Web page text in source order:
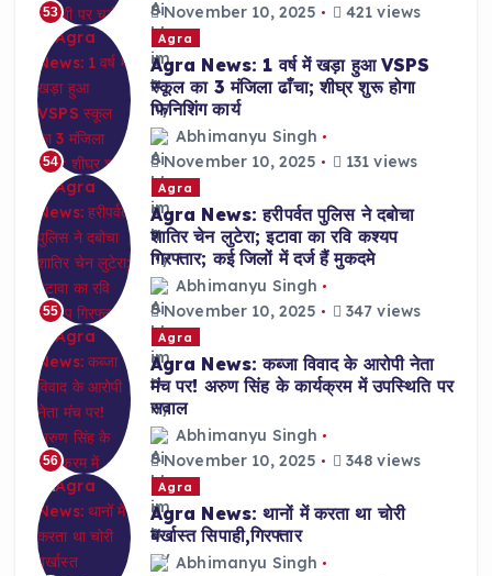
53
November 10, 2025
421 views
54
Agra
Agra News: 1 वर्ष में खड़ा हुआ VSPS
स्कूल का 3 मंजिला ढाँचा; शीघ्र शुरू होगा
फिनिशिंग कार्य
Abhimanyu Singh
November 10, 2025
131 views
55
Agra
Agra News: हरीपर्वत पुलिस ने दबोचा
शातिर चेन लुटेरा; इटावा का रवि कश्यप
गिरफ्तार; कई जिलों में दर्ज हैं मुकदमे
Abhimanyu Singh
November 10, 2025
347 views
56
Agra
Agra News: कब्जा विवाद के आरोपी नेता
मंच पर! अरुण सिंह के कार्यक्रम में उपस्थिति पर
सवाल
Abhimanyu Singh
November 10, 2025
348 views
Agra
Agra News: थानों में करता था चोरी
बर्खास्त सिपाही,गिरफ्तार
Abhimanyu Singh